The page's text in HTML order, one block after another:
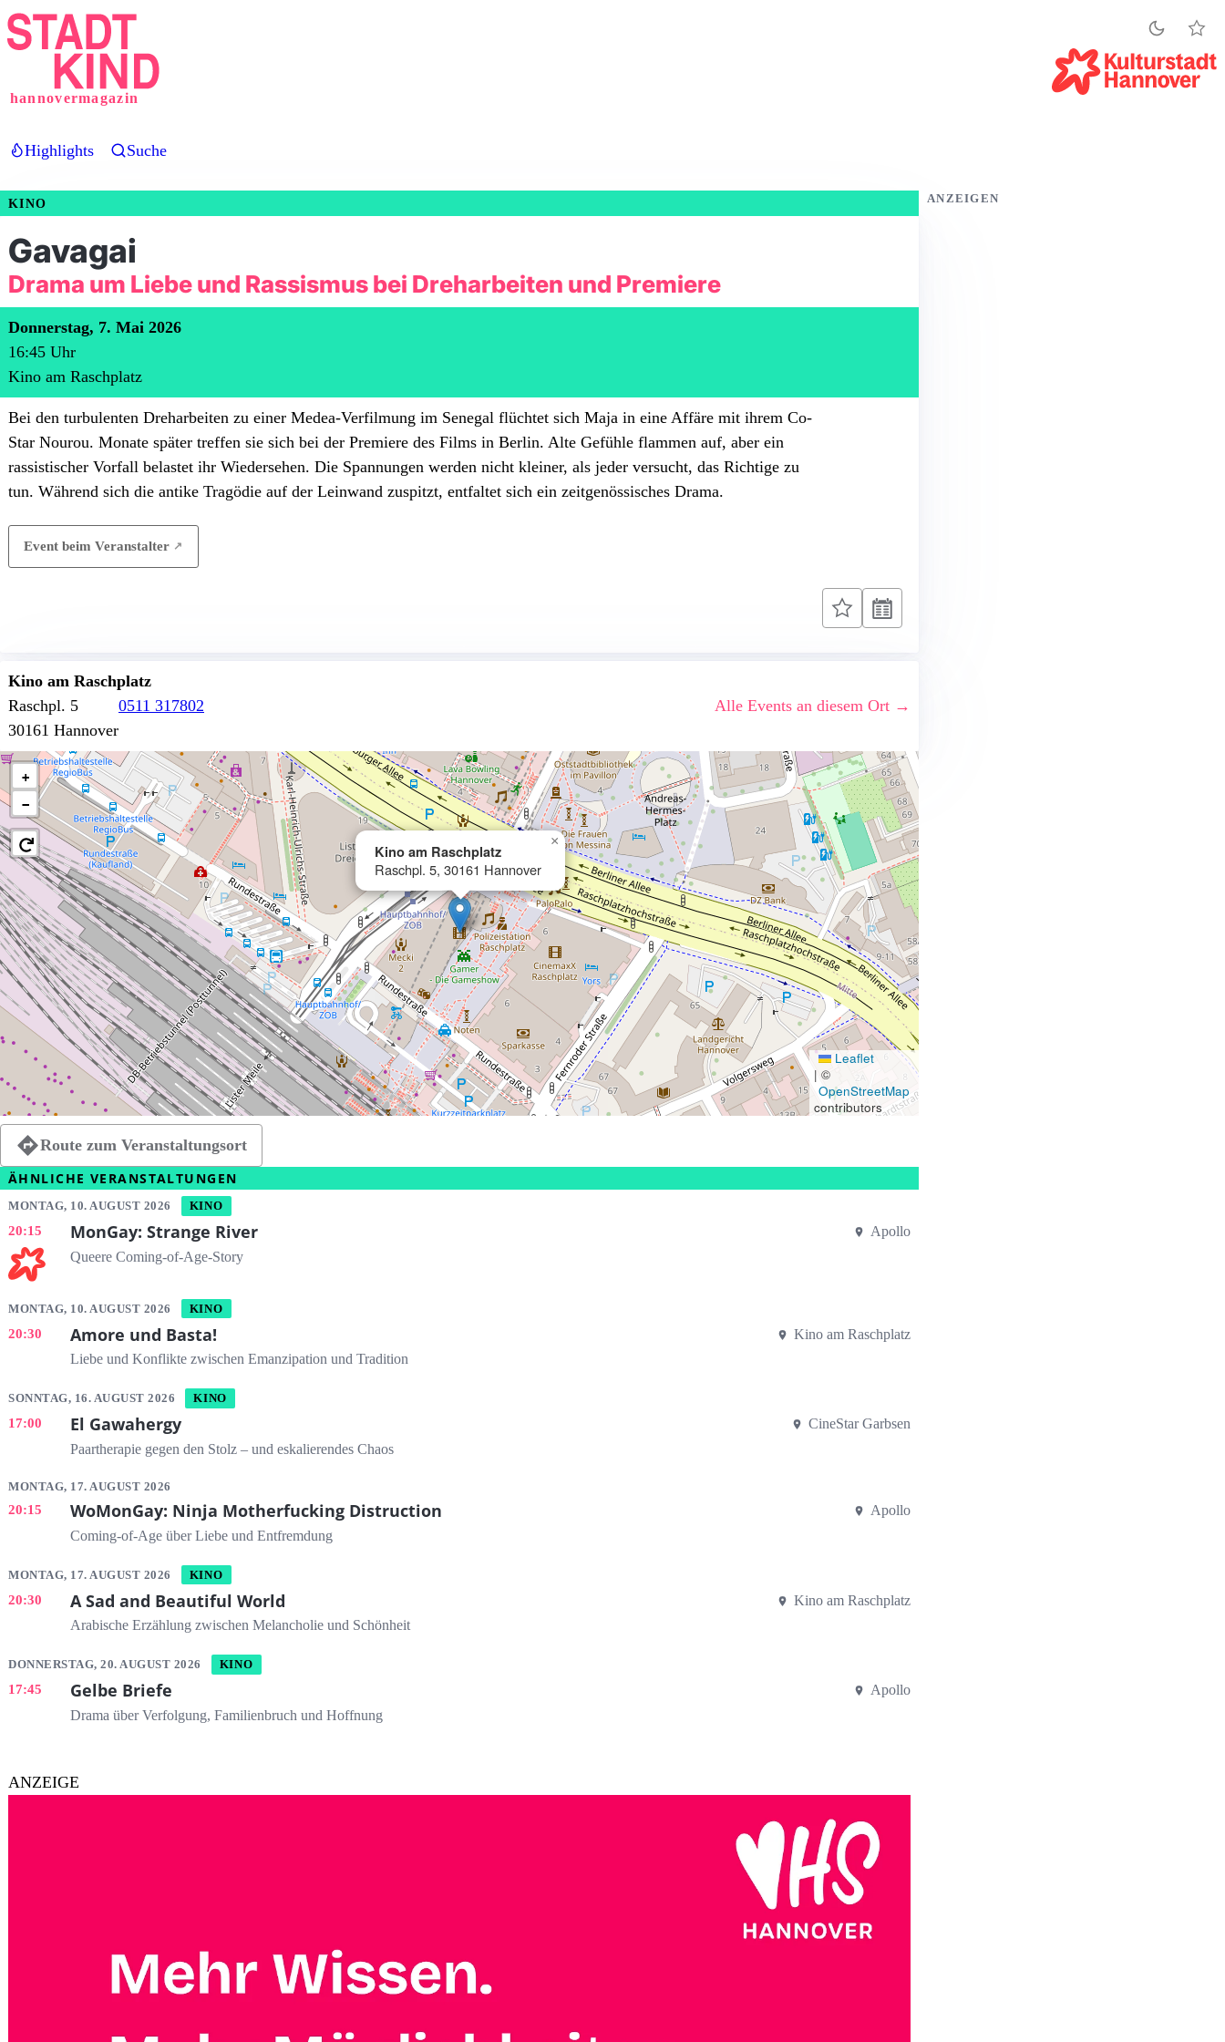
Direkt
zum
hannovermagazin
Highlights Suche
KINO
Gavagai
Drama um Liebe und Rassismus bei Dreharbeiten und Premiere
Donnerstag, 7. Mai 2026
16:45 Uhr
Kino am Raschplatz
Bei den turbulenten Dreharbeiten zu einer Medea-Verfilmung im Senegal flüchtet sich Maja in eine Affäre mit ihrem Co-
Star Nourou. Monate später treffen sie sich bei der Premiere des Films in Berlin. Alte Gefühle flammen auf, aber ein
rassistischer Vorfall belastet ihr Wiedersehen. Die Spannungen werden nicht kleiner, als jeder versucht, das Richtige zu
tun. Während sich die antike Tragödie auf der Leinwand zuspitzt, entfaltet sich ein zeitgenössisches Drama.
Event beim Veranstalter
Kino am Raschplatz
Raschpl. 5
30161 Hannover
0511 317802 Alle Events an diesem Ort →
Kino am Raschplatz
Raschpl. 5, 30161 Hannover
×
+
−
Leaflet
| ©
OpenStreetMap
contributors
Route zum Veranstaltungsort
ÄHNLICHE VERANSTALTUNGEN
MONTAG, 10. AUGUST 2026 KINO
20:15 MonGay: Strange River
Queere Coming-of-Age-Story
Apollo
MONTAG, 10. AUGUST 2026 KINO
20:30 Amore und Basta!
Liebe und Konflikte zwischen Emanzipation und Tradition
Kino am Raschplatz
SONNTAG, 16. AUGUST 2026 KINO
17:00 El Gawahergy
Paartherapie gegen den Stolz – und eskalierendes Chaos
CineStar Garbsen
MONTAG, 17. AUGUST 2026
20:15 WoMonGay: Ninja Motherfucking Distruction
Coming-of-Age über Liebe und Entfremdung
Apollo
MONTAG, 17. AUGUST 2026 KINO
20:30 A Sad and Beautiful World
Arabische Erzählung zwischen Melancholie und Schönheit
Kino am Raschplatz
DONNERSTAG, 20. AUGUST 2026 KINO
17:45 Gelbe Briefe
Drama über Verfolgung, Familienbruch und Hoffnung
Apollo
ANZEIGE
ANZEIGEN